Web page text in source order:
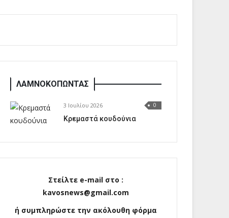
ΛΑΜΝΟΚΟΠΩΝΤΑΣ
3 Ιουλίου 2026 0
Κρεμαστά κουδούνια
Στείλτε e-mail στο :
kavosnews@gmail.com
ή συμπληρώστε την ακόλουθη φόρμα